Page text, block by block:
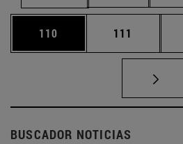
Página
110 Página
111
BUSCADOR NOTICIAS